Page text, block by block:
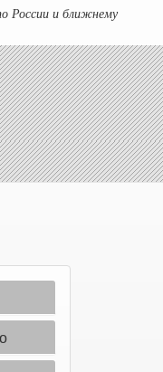
России и ближнему